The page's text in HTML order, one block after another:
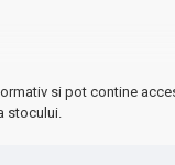
si pot contine
stocului.